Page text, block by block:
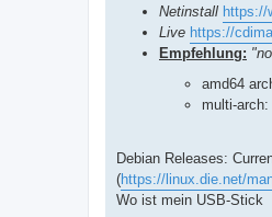
Netinstall https://
Live https://
Empfehlung:
amd64
multi-
Debian Releases:
(https://linux.die.net/
Wo ist mein USB-Stick